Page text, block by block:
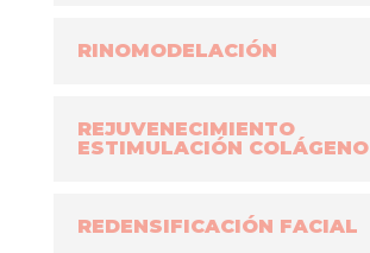
RINOMODELACIÓN
REJUVENECIMIENTO
ESTIMULACIÓN COLÁGENO
REDENSIFICACIÓN FACIAL